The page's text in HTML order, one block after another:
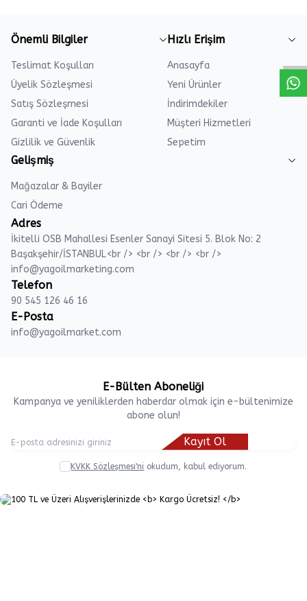
Önemli Bilgiler
Teslimat Koşulları
Üyelik Sözleşmesi
Satış Sözleşmesi
Garanti ve İade Koşulları
Gizlilik ve Güvenlik
Hızlı Erişim
Anasayfa
Yeni Ürünler
İndirimdekiler
Müşteri Hizmetleri
Sepetim
Gelişmiş
Mağazalar & Bayiler
Cari Ödeme
Adres
İkitelli OSB Mahallesi Esenler Sanayi Sitesi 5. Blok No: 2
Başakşehir/İSTANBUL<br /> <br /> <br /> <br />
info@yagoilmarketing.com
Telefon
90 545 126 46 16
E-Posta
info@yagoilmarket.com
E-Bülten Aboneliği
Kampanya ve yeniliklerden haberdar olmak için e-bültenimize
abone olun!
Kayıt Ol
KVKK Sözleşmesi'ni okudum, kabul ediyorum.